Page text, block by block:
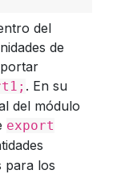
del
de
. En su
del módulo
export
para los